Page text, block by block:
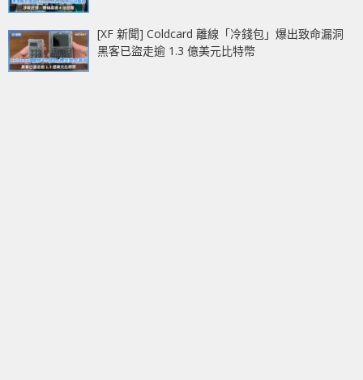
[XF 新聞] Coldcard 離線「冷錢包」爆出致命漏洞
黑客已盜走逾 1.3 億美元比特幣